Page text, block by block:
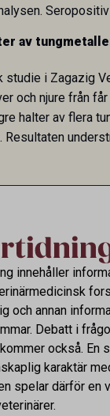
statistiskt
Resultaten
för parasiten –
reservoarer eller
av
studie i Zagazig
och njure från
halter av flera
Resultaten
innehåller
och annan
Debatt i
också. En
karaktär
spelar därför en